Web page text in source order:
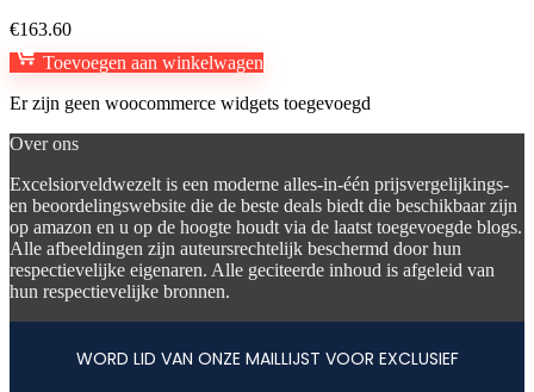
€163.60
Toevoegen aan winkelwagen
Er zijn geen woocommerce widgets toegevoegd
Over ons
Excelsiorveldwezelt is een moderne alles-in-één prijsvergelijkings-
en beoordelingswebsite die de beste deals biedt die beschikbaar zijn
op amazon en u op de hoogte houdt via de laatst toegevoegde blogs.
Alle afbeeldingen zijn auteursrechtelijk beschermd door hun
respectievelijke eigenaren. Alle geciteerde inhoud is afgeleid van
hun respectievelijke bronnen.
WORD LID VAN ONZE MAILLIJST VOOR EXCLUSIEF